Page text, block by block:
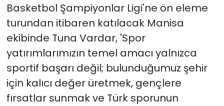
Basketbol Şampiyonlar Ligi'ne ön eleme
turundan itibaren katılacak Manisa
ekibinde Tuna Vardar, 'Spor
yatırımlarımızın temel amacı yalnızca
sportif başarı değil; bulunduğumuz şehir
için kalıcı değer üretmek, gençlere
fırsatlar sunmak ve Türk sporunun
Yaşam
YEREL POLİTİKA
YEREL YÖNETİMLER
Yurt